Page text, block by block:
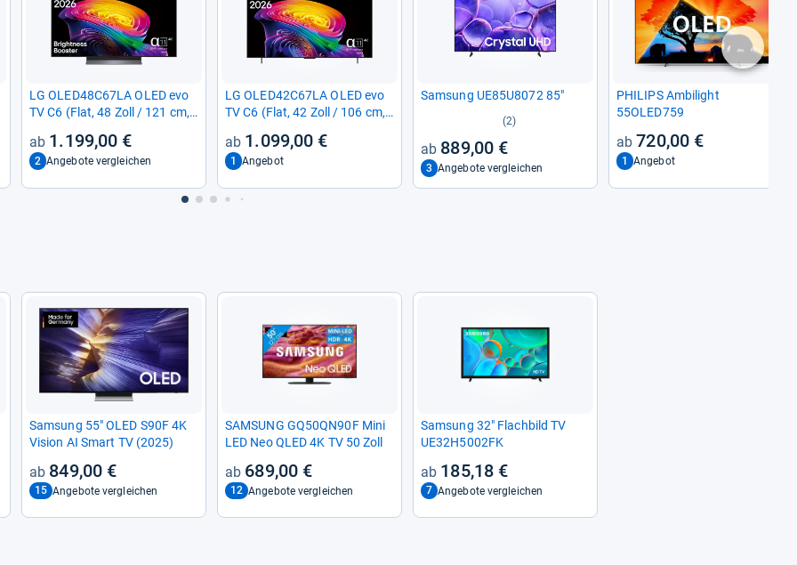
LG OLED48C67LA OLED evo
TV C6 (Flat, 48 Zoll / 121 cm,
1.199,00 €
2 Angebote vergleichen
LG OLED42C67LA OLED evo
TV C6 (Flat, 42 Zoll / 106 cm,
1.099,00 €
1 Angebot
Sam­sung UE85U8072 85"
(2)
889,00 €
3 Angebote vergleichen
PHI­LIPS Ambi­light
55OLED759
720,00 €
1 Angebot
nächste
Sam­sung 55" OLED S90F 4K
Vision AI Smart TV (2025)
849,00 €
15 Angebote vergleichen
SAM­SUNG GQ50QN90F Mini
LED Neo QLED 4K TV 50 Zoll
689,00 €
12 Angebote vergleichen
Sam­sung 32" Flach­bild TV
UE32H5002FK
185,18 €
7 Angebote vergleichen